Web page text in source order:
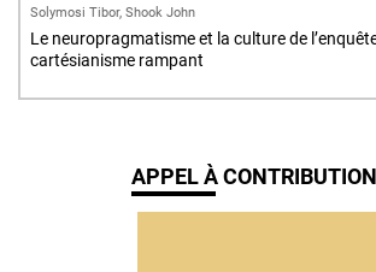
Solymosi Tibor, Shook John
Le neuropragmatisme et la culture de
cartésianisme rampant
APPEL À CONTRIBUTION